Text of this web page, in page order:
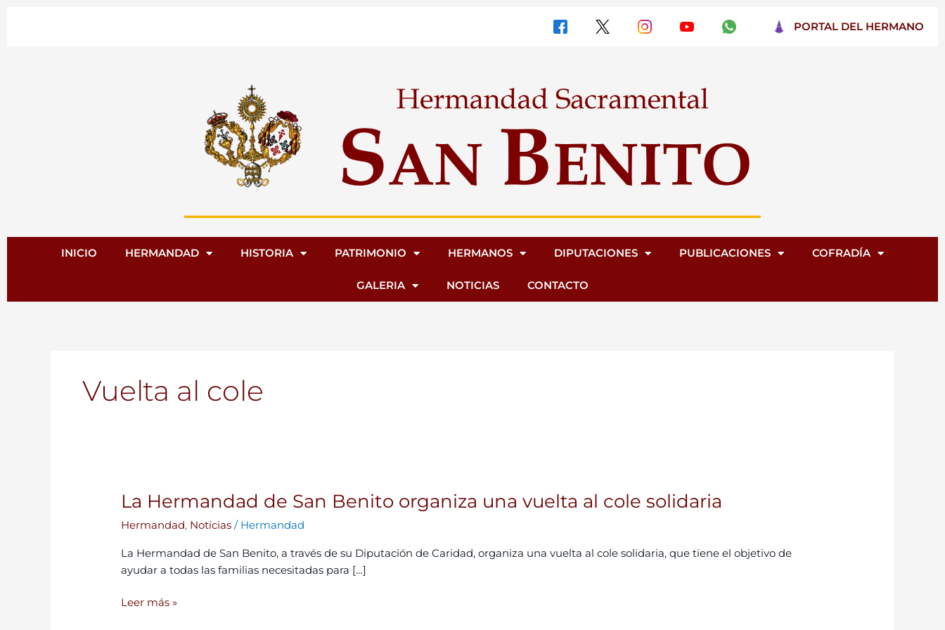
PORTAL DEL HERMANO
INICIO HERMANDAD HISTORIA PATRIMONIO HERMANOS DIPUTACIONES PUBLICACIONES COFRADÍA
GALERIA NOTICIAS CONTACTO
Vuelta al cole
La Hermandad de San Benito organiza una vuelta al cole solidaria
Hermandad, Noticias / Hermandad
La Hermandad de San Benito, a través de su Diputación de Caridad, organiza una vuelta al cole solidaria, que tiene el objetivo de
ayudar a todas las familias necesitadas para […]
La
de
San
Benito
una
Leer más »